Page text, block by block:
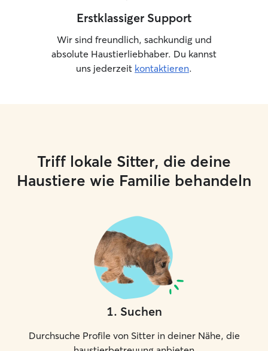
Erstklassiger Support
Wir sind freundlich, sachkundig und
absolute Haustierliebhaber. Du kannst
uns jederzeit kontaktieren.
Triff lokale Sitter, die deine
Haustiere wie Familie behandeln
1. Suchen
Durchsuche Profile von Sitter in deiner Nähe, die